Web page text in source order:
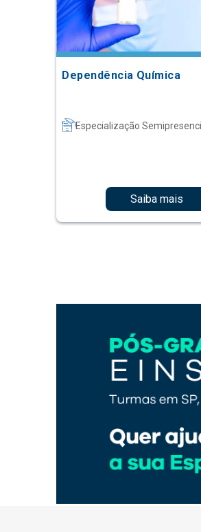
Dependência Química
Especialização
Saiba mais